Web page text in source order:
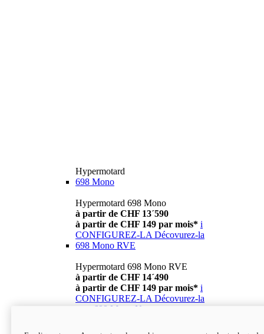
Hypermotard
698 Mono
Hypermotard 698 Mono
à partir de CHF 13´590
à partir de CHF 149 par mois* i
CONFIGUREZ-LA Décovurez-la
698 Mono RVE
Hypermotard 698 Mono RVE
à partir de CHF 14´490
à partir de CHF 149 par mois* i
CONFIGUREZ-LA Décovurez-la
698 Mono Nera
Hypermotard 698 Mono Nera